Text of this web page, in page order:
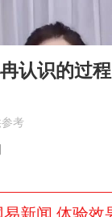
秋天的第一杯
百花奖开幕式
认识的过
考